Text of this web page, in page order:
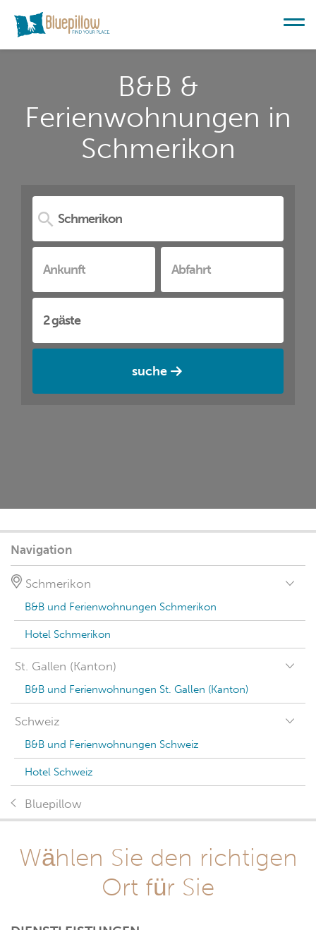
B&B &
Ferienwohnungen in
Schmerikon
suche
Navigation
Schmerikon
B&B und Ferienwohnungen Schmerikon
Hotel Schmerikon
St. Gallen (Kanton)
B&B und Ferienwohnungen St. Gallen (Kanton)
Schweiz
B&B und Ferienwohnungen Schweiz
Hotel Schweiz
Bluepillow
Wählen Sie den richtigen
Ort für Sie